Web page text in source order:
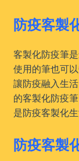
防疫客製
客製化防疫筆
使用的筆也可
讓防疫融入生
的客製化防疫
是防疫客製化
防疫客製